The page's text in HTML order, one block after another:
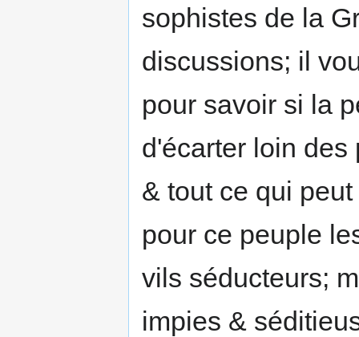
sophistes de la
discussions; il
pour savoir si la
d'écarter loin des
& tout ce qui
pour ce peuple
vils séducteurs;
impies &